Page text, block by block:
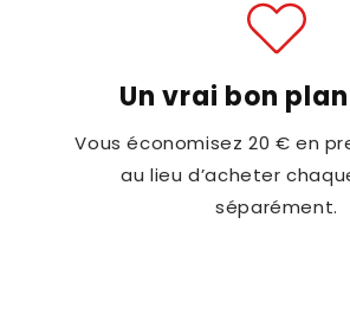
Un vrai bon
Vous économisez 20 € en
au lieu d’acheter
séparément.